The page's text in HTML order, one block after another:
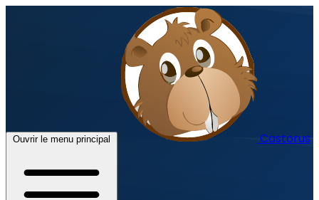
Ouvrir le menu principal Castorus